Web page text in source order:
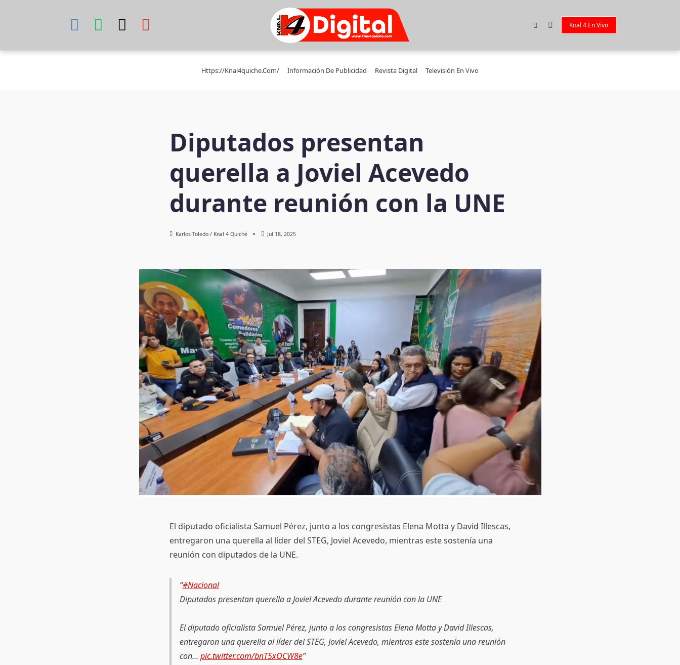
Knal 4 En Vivo
Https://knal4quiche.com/ Información De Publicidad Revista Digital Televisión En Vivo
Diputados presentan
querella a Joviel Acevedo
durante reunión con la UNE
Karlos Toledo / Knal 4 Quiché Jul 18, 2025
El diputado oficialista Samuel Pérez, junto a los congresistas Elena Motta y David Illescas,
entregaron una querella al líder del STEG, Joviel Acevedo, mientras este sostenía una
reunión con diputados de la UNE.
#Nacional
Diputados presentan querella a Joviel Acevedo durante reunión con la UNE
El diputado oficialista Samuel Pérez, junto a los congresistas Elena Motta y David Illescas,
entregaron una querella al líder del STEG, Joviel Acevedo, mientras este sostenía una reunión
con… pic.twitter.com/bnT5xOCW8e